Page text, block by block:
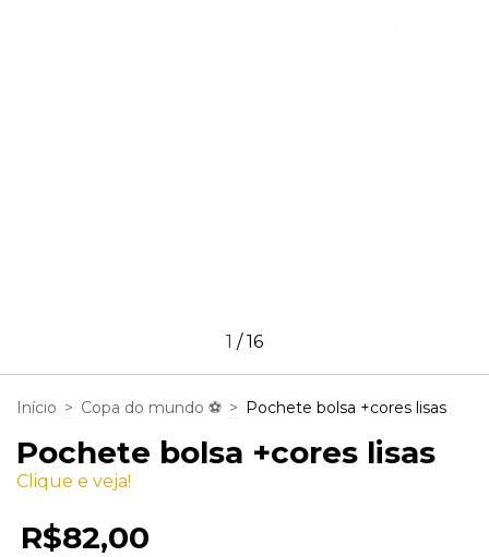
1 /16
Início > Copa do mundo ⚽ > Pochete bolsa +cores lisas
Pochete bolsa +cores lisas
Clique e veja!
R$82,00